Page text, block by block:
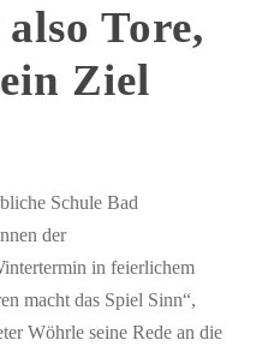
Tore,
Ziel
Schule Bad
der
in feierlichem
macht das Spiel Sinn“,
Wöhrle seine Rede an die